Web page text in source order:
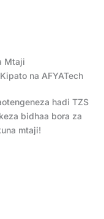
Mtaji
na AFYATech
hadi TZS
bidhaa bora za
mtaji!